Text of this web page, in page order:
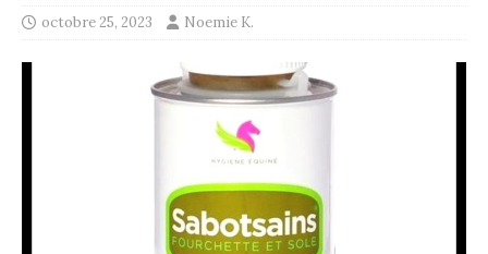
octobre 25, 2023 Noemie K.